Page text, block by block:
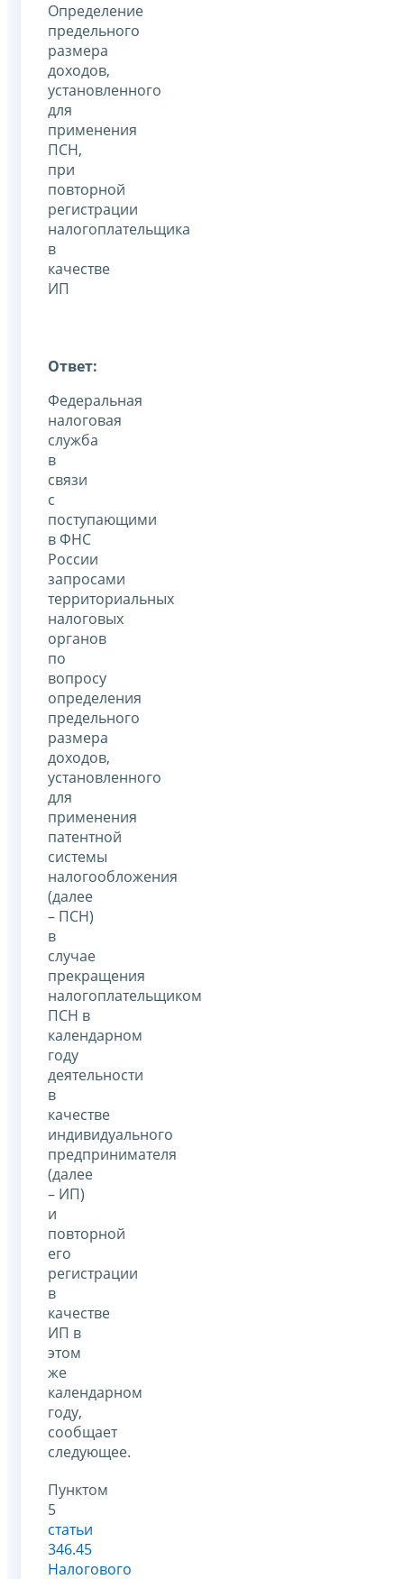
Определение
предельного
размера
доходов,
установленного
для
применения
ПСН,
при
повторной
регистрации
налогоплательщика
в
качестве
ИП
Ответ:
Федеральная
налоговая
служба
в
связи
с
поступающими
в ФНС
России
запросами
территориальных
налоговых
органов
по
вопросу
определения
предельного
размера
доходов,
установленного
для
применения
патентной
системы
налогообложения
(далее
– ПСН)
в
случае
прекращения
налогоплательщиком
ПСН в
календарном
году
деятельности
в
качестве
индивидуального
предпринимателя
(далее
– ИП)
и
повторной
его
регистрации
в
качестве
ИП в
этом
же
календарном
году,
сообщает
следующее.
Пунктом
5
статьи
346.45
Налогового